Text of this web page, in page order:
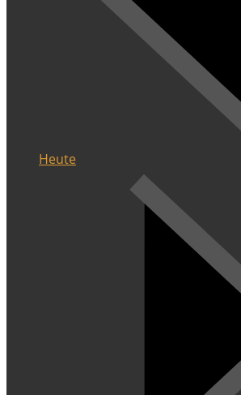
Heute